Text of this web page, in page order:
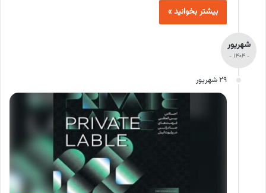
بیشتر بخوانید »
شهریور
- 1404 -
29 شهریور